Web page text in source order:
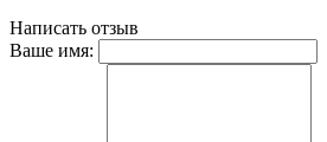
Написать отзыв
Ваше имя: